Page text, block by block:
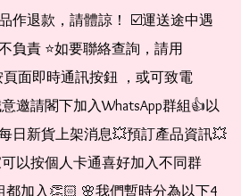
作退款，請體諒！ ☑️運送途中遇
負責 ⭐️如要聯絡查詢，請用
頁面即時通訊按鈕 ，或可致電
邀請閣下加入WhatsApp群組👍以
日新貨上架消息💥預訂產品資訊💥
以按個人卡通喜好加入不同群
加入👏🏻 🌸我們暫時分為以下4